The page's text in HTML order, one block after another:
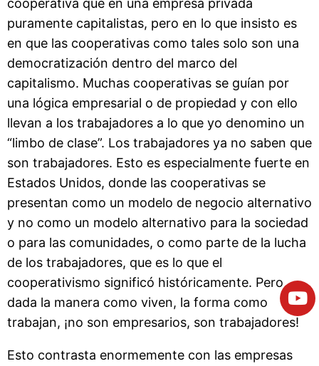
cooperativa que en una empresa privada
puramente capitalistas, pero en lo que insisto es
en que las cooperativas como tales solo son una
democratización dentro del marco del
capitalismo. Muchas cooperativas se guían por
una lógica empresarial o de propiedad y con ello
llevan a los trabajadores a lo que yo denomino un
“limbo de clase”. Los trabajadores ya no saben que
son trabajadores. Esto es especialmente fuerte en
Estados Unidos, donde las cooperativas se
presentan como un modelo de negocio alternativo
y no como un modelo alternativo para la sociedad
o para las comunidades, o como parte de la lucha
de los trabajadores, que es lo que el
cooperativismo significó históricamente. Pero
dada la manera como viven, la forma como
trabajan, ¡no son empresarios, son trabajadores!
Esto contrasta enormemente con las empresas